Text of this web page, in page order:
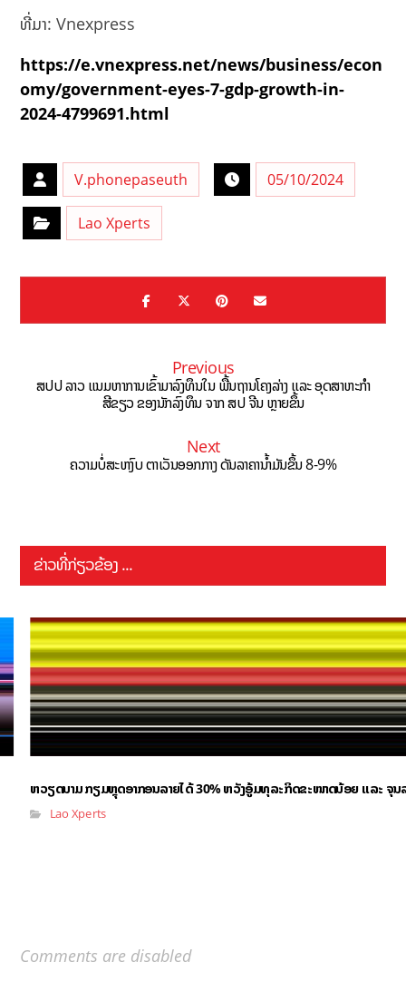
ທີ່ມາ: Vnexpress
https://e.vnexpress.net/news/business/econ
omy/government-eyes-7-gdp-growth-in-
2024-4799691.html
V.phonepaseuth 05/10/2024
Lao Xperts
Previous
ສປປ ລາວ ແນມຫາການເຂົ້າມາລົງທຶນໃນ ພື້ນຖານໂຄງລ່າງ ເເລະ ອຸດສາຫະກຳ
ສີຂຽວ ຂອງນັກລົງທຶນ ຈາກ ສປ ຈີນ ຫຼາຍຂຶ້ນ
Next
ຄວາມບໍ່ສະຫງົບ ຕາເວັນອອກກາງ ດັນລາຄານໍ້າມັນຂຶ້ນ 8-9%
ຂ່າວທີ່ກ່ຽວຂ້ອງ ...
ຫວຽດນາມ ກຽມຫຼຸດອາກອນລາຍໄດ້ 30% ຫວັງອູ້ມທຸລະກິດຂະໜາດນ້ອຍ ແລະ ຈຸນ
Lao Xperts
Comments are disabled